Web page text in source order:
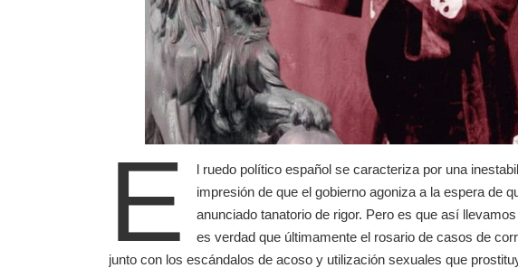
E
l ruedo político español se caracteriza por una
impresión de que el gobierno agoniza a la espera de
anunciado tanatorio de rigor. Pero es que así
es verdad que últimamente el rosario de casos de
junto con los escándalos de acoso y utilización sexuales que